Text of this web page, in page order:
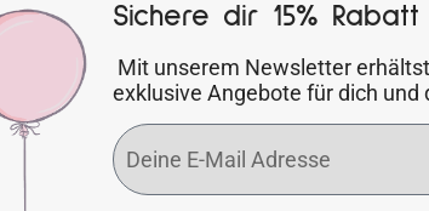
Sichere dir 15%
Mit unserem Newsletter
exklusive Angebote für dich und